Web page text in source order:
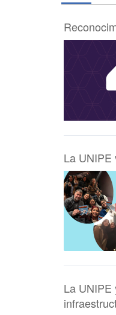
La UNIPE
La